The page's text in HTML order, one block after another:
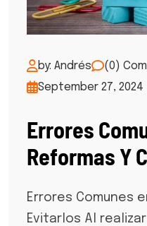
by: Andrés
(0)
September 27, 2024
Errores
Reformas Y
Errores Comunes
Evitarlos Al